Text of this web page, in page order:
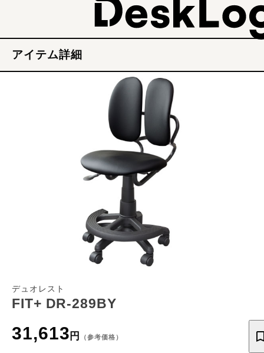
アイテム詳細
デュオレスト
FIT+ DR-289BY
31,613 円 （参考価格）